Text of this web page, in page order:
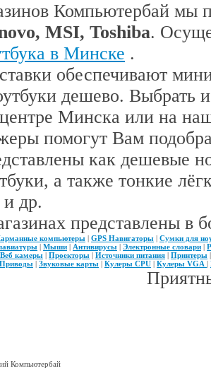
Компьютербай мы
MSI, Toshiba.
в Минске .
обеспечивают
дешево.
Минска или на
помогут Вам
как дешевые
а также тонкие
и др.
представлены в
компьютеры | GPS Навигаторы | Сумки для
| Мыши | Антивирусы | Электронные словари |
Веб камеры | Проекторы | Источники питания | Принтеры
Приводы | Звуковые карты | Кулеры CPU | Кулеры VGA |
Компьютербай